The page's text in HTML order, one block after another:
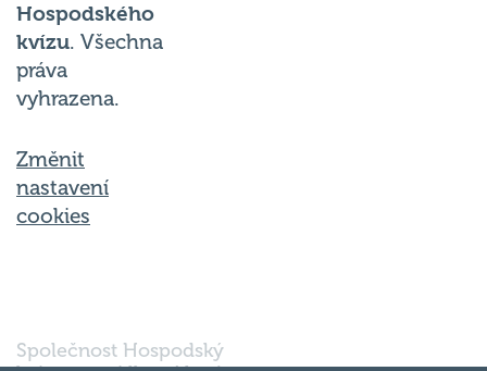
Hospodského
kvízu. Všechna
práva
vyhrazena.
Změnit
nastavení
cookies
Společnost Hospodský